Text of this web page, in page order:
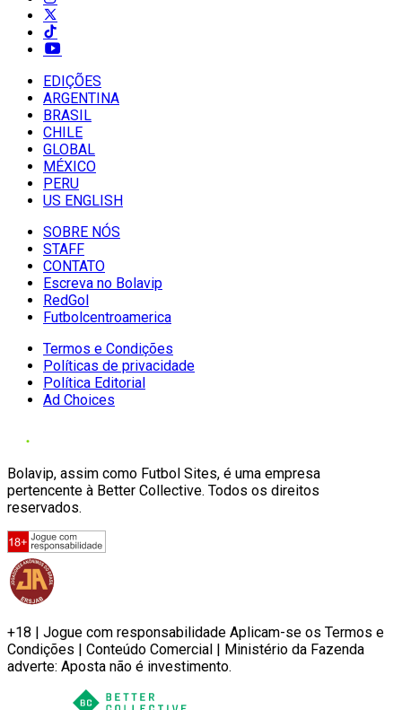
EDIÇÕES
ARGENTINA
BRASIL
CHILE
GLOBAL
MÉXICO
PERU
US ENGLISH
SOBRE NÓS
STAFF
CONTATO
Escreva no Bolavip
RedGol
Futbolcentroamerica
Termos e Condições
Políticas de privacidade
Política Editorial
Ad Choices
Bolavip, assim como Futbol Sites, é uma empresa
pertencente à Better Collective. Todos os direitos
reservados.
+18 | Jogue com responsabilidade Aplicam-se os Termos e
Condições | Conteúdo Comercial | Ministério da Fazenda
adverte: Aposta não é investimento.